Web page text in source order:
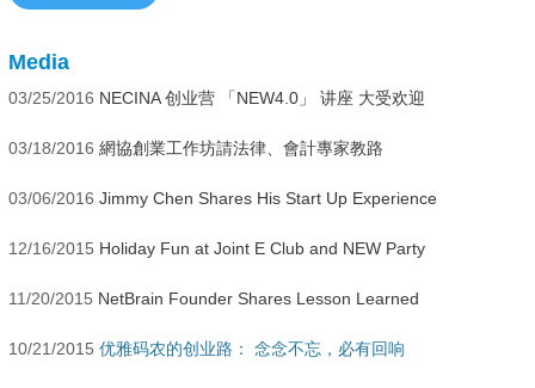
Media
03/25/2016 NECINA 创业营 「NEW4.0」 讲座 大受欢迎
03/18/2016 網協創業工作坊請法律、會計專家教路
03/06/2016 Jimmy Chen Shares His Start Up Experience
12/16/2015 Holiday Fun at Joint E Club and NEW Party
11/20/2015 NetBrain Founder Shares Lesson Learned
10/21/2015 优雅码农的创业路： 念念不忘，必有回响